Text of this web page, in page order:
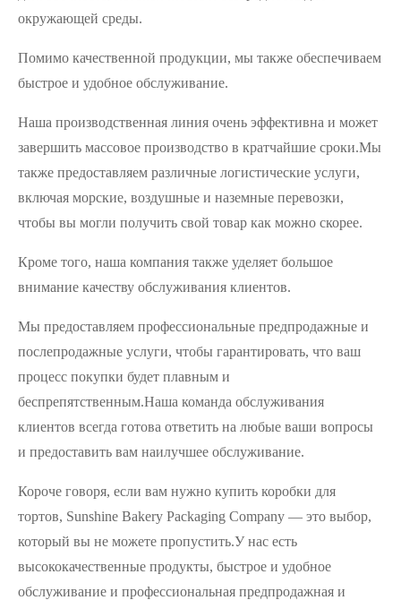
окружающей среды.
Помимо качественной продукции, мы также обеспечиваем
быстрое и удобное обслуживание.
Наша производственная линия очень эффективна и может
завершить массовое производство в кратчайшие сроки.Мы
также предоставляем различные логистические услуги,
включая морские, воздушные и наземные перевозки,
чтобы вы могли получить свой товар как можно скорее.
Кроме того, наша компания также уделяет большое
внимание качеству обслуживания клиентов.
Мы предоставляем профессиональные предпродажные и
послепродажные услуги, чтобы гарантировать, что ваш
процесс покупки будет плавным и
беспрепятственным.Наша команда обслуживания
клиентов всегда готова ответить на любые ваши вопросы
и предоставить вам наилучшее обслуживание.
Короче говоря, если вам нужно купить коробки для
тортов, Sunshine Bakery Packaging Company — это выбор,
который вы не можете пропустить.У нас есть
высококачественные продукты, быстрое и удобное
обслуживание и профессиональная предпродажная и